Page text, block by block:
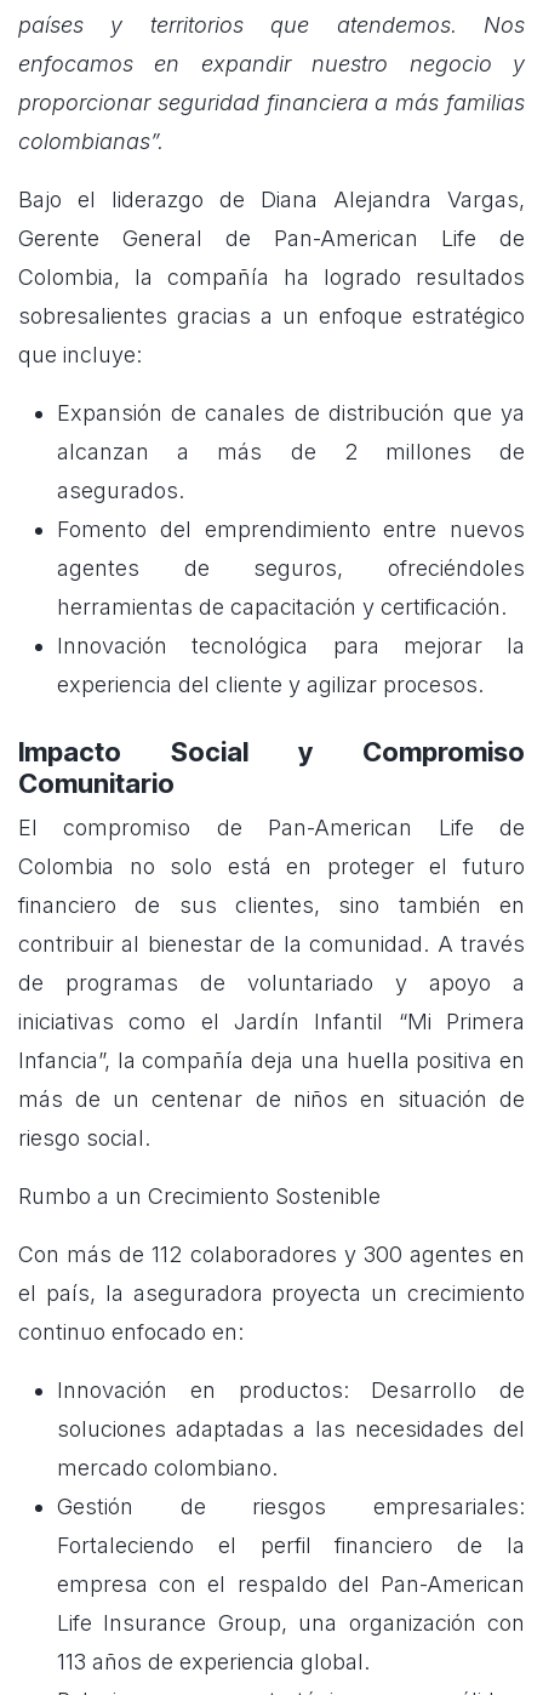
países y territorios que atendemos. Nos
enfocamos en expandir nuestro negocio y
proporcionar seguridad financiera a más familias
colombianas”.
Bajo el liderazgo de Diana Alejandra Vargas,
Gerente General de Pan-American Life de
Colombia, la compañía ha logrado resultados
sobresalientes gracias a un enfoque estratégico
que incluye:
Expansión de canales de distribución que ya
alcanzan a más de 2 millones de
asegurados.
Fomento del emprendimiento entre nuevos
agentes de seguros, ofreciéndoles
herramientas de capacitación y certificación.
Innovación tecnológica para mejorar la
experiencia del cliente y agilizar procesos.
Impacto Social y Compromiso
Comunitario
El compromiso de Pan-American Life de
Colombia no solo está en proteger el futuro
financiero de sus clientes, sino también en
contribuir al bienestar de la comunidad. A través
de programas de voluntariado y apoyo a
iniciativas como el Jardín Infantil “Mi Primera
Infancia”, la compañía deja una huella positiva en
más de un centenar de niños en situación de
riesgo social.
Rumbo a un Crecimiento Sostenible
Con más de 112 colaboradores y 300 agentes en
el país, la aseguradora proyecta un crecimiento
continuo enfocado en:
Innovación en productos: Desarrollo de
soluciones adaptadas a las necesidades del
mercado colombiano.
Gestión de riesgos empresariales:
Fortaleciendo el perfil financiero de la
empresa con el respaldo del Pan-American
Life Insurance Group, una organización con
113 años de experiencia global.